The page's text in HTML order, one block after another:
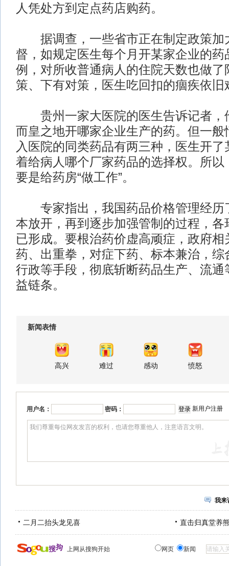
人凭处方到定点药店购药。
据调查，一些省市正在制定政策加
督，如规定医生每个月开某家企业的药
例，对所收普通病人的住院天数也做了
策、下有对策，医生吃回扣的痼疾依旧
贵州一家大医院的医生告诉记者，
而皇之地开哪家企业生产的药。但一般
入医院的同类药品有两三种，医生开
着给病人哪个厂家药品的选择权。所以
要是给药房“做工作”。
专家指出，我国药品价格管理经历
本放开，再到逐步加强管制的过程，各
已形成。要根治药价虚高顽症，政府相
药、出重拳，对症下药、标本兼治，综
行政等手段，彻底斩断药品生产、流通
益链条。
新闻表情
高兴 难过 感动 愤怒
用户名： 密码： 新用户注册
我来
二月二抬头龙见喜 直击归真堂养
上网从搜狗开始 网页 新闻